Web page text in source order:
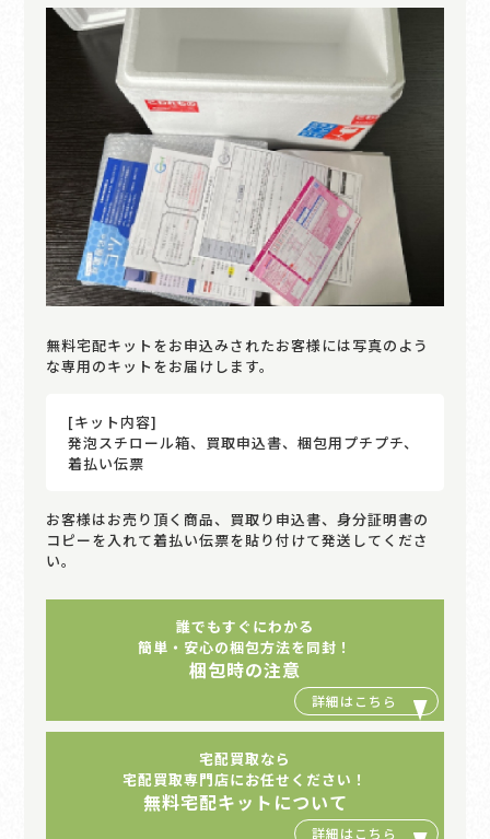
無料宅配キットをお申込みされたお客様には写真のよう
な専用のキットをお届けします。
[キット内容]
発泡スチロール箱、買取申込書、梱包用プチプチ、
着払い伝票
お客様はお売り頂く商品、買取り申込書、身分証明書の
コピーを入れて着払い伝票を貼り付けて発送してくださ
い。
誰でもすぐにわかる
簡単・安心の梱包方法を同封！
梱包時の注意
宅配買取なら
宅配買取専門店にお任せください！
無料宅配キットについて